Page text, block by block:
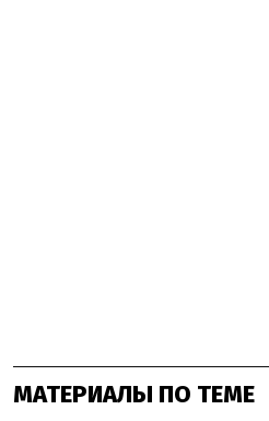
МАТЕРИАЛЫ ПО ТЕМЕ